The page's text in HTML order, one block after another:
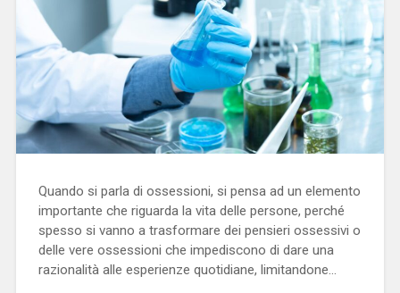
Quando si parla di ossessioni, si pensa ad un elemento
importante che riguarda la vita delle persone, perché
spesso si vanno a trasformare dei pensieri ossessivi o
delle vere ossessioni che impediscono di dare una
razionalità alle esperienze quotidiane, limitandone…